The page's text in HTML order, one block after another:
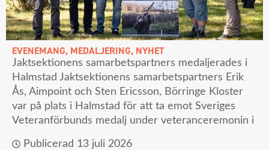
EVENEMANG, MEDALJERING, NYHET
Jaktsektionens samarbetspartners medaljerades i
Halmstad Jaktsektionens samarbetspartners Erik
Ås, Aimpoint och Sten Ericsson, Börringe Kloster
var på plats i Halmstad för att ta emot Sveriges
Veteranförbunds medalj under veteranceremonin i
Publicerad 13 juli 2026